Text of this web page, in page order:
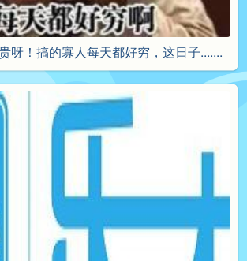
呀！搞的寡人每天都好穷，这日子.......